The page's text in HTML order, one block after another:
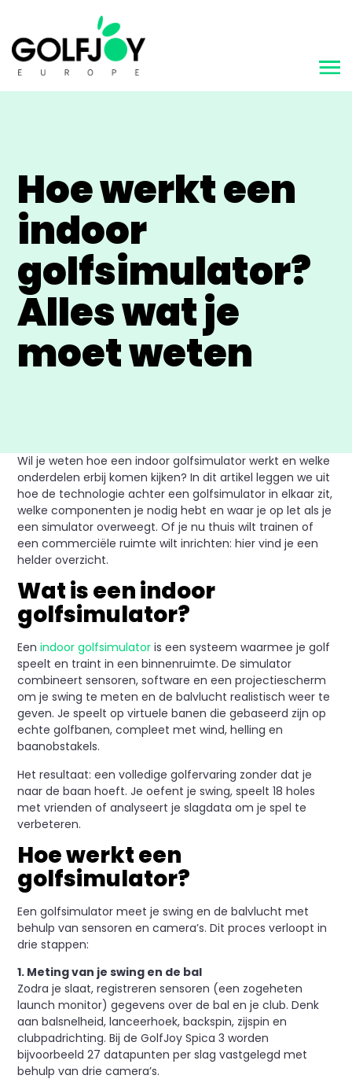
Hoe werkt een
indoor
golfsimulator?
Alles wat je
moet weten
Wil je weten hoe een indoor golfsimulator werkt en welke
onderdelen erbij komen kijken? In dit artikel leggen we uit
hoe de technologie achter een golfsimulator in elkaar zit,
welke componenten je nodig hebt en waar je op let als je
een simulator overweegt. Of je nu thuis wilt trainen of
een commerciële ruimte wilt inrichten: hier vind je een
helder overzicht.
Wat is een indoor
golfsimulator?
Eenindoor golfsimulator is een systeem waarmee je golf
speelt en traint in een binnenruimte. De simulator
combineert sensoren, software en een projectiescherm
om je swing te meten en de balvlucht realistisch weer te
geven. Je speelt op virtuele banen die gebaseerd zijn op
echte golfbanen, compleet met wind, helling en
baanobstakels.
Het resultaat: een volledige golfervaring zonder dat je
naar de baan hoeft. Je oefent je swing, speelt 18 holes
met vrienden of analyseert je slagdata om je spel te
verbeteren.
Hoe werkt een
golfsimulator?
Een golfsimulator meet je swing en de balvlucht met
behulp van sensoren en camera’s. Dit proces verloopt in
drie stappen:
1. Meting van je swing en de bal
Zodra je slaat, registreren sensoren (een zogeheten
launch monitor) gegevens over de bal en je club. Denk
aan balsnelheid, lanceerhoek, backspin, zijspin en
clubpadrichting. Bij de GolfJoy Spica 3 worden
bijvoorbeeld 27 datapunten per slag vastgelegd met
behulp van drie camera’s.